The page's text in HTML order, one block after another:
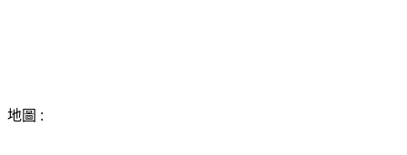
地圖 :